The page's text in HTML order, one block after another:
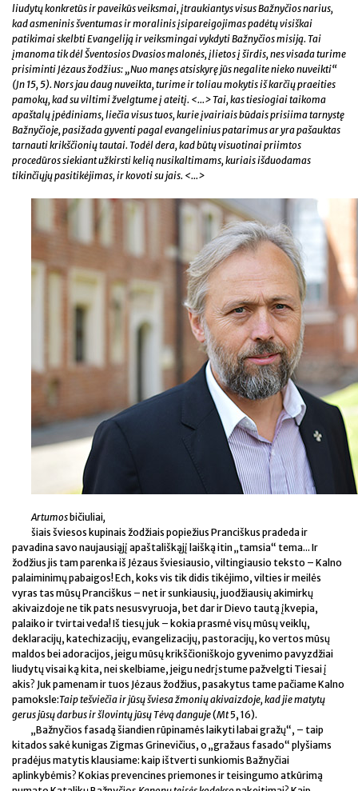
liudytų konkretūs ir paveikūs veiksmai, įtraukiantys visus Bažnyčios narius,
kad asmeninis šventumas ir moralinis įsipareigojimas padėtų visiškai
patikimai skelbti Evangeliją ir veiksmingai vykdyti Bažnyčios misiją. Tai
įmanoma tik dėl Šventosios Dvasios malonės, įlietos į širdis, nes visada turime
prisiminti Jėzaus žodžius: „Nuo manęs atsiskyrę jūs negalite nieko nuveikti“
(Jn 15, 5). Nors jau daug nuveikta, turime ir toliau mokytis iš karčių praeities
pamokų, kad su viltimi žvelgtume į ateitį. <...> Tai, kas tiesiogiai taikoma
apaštalų įpėdiniams, liečia visus tuos, kurie įvairiais būdais prisiima tarnystę
Bažnyčioje, pasižada gyventi pagal evangelinius patarimus ar yra pašauktas
tarnauti krikščionių tautai. Todėl dera, kad būtų visuotinai priimtos
procedūros siekiant užkirsti kelią nusikaltimams, kuriais išduodamas
tikinčiųjų pasitikėjimas, ir kovoti su jais. <...>
Artumosbičiuliai,
šiais šviesos kupinais žodžiais popiežius Pranciškus pradeda ir
pavadina savo naujausiąjį apaštališkąjį laišką itin „tamsia“ tema... Ir
žodžius jis tam parenka iš Jėzaus šviesiausio, viltingiausio teksto – Kalno
palaiminimų pabaigos! Ech, koks vis tik didis tikėjimo, vilties ir meilės
vyras tas mūsų Pranciškus – net ir sunkiausių, juodžiausių akimirkų
akivaizdoje ne tik pats nesusvyruoja, bet dar ir Dievo tautą įkvepia,
palaiko ir tvirtai veda! Iš tiesų juk – kokia prasmė visų mūsų veiklų,
deklaracijų, katechizacijų, evangelizacijų, pastoracijų, ko vertos mūsų
maldos bei adoracijos, jeigu mūsų krikščioniškojo gyvenimo pavyzdžiai
liudytų visai ką kita, nei skelbiame, jeigu nedrįstume pažvelgti Tiesai į
akis? Juk pamenam ir tuos Jėzaus žodžius, pasakytus tame pačiame Kalno
pamoksle:Taip tešviečia ir jūsų šviesa žmonių akivaizdoje, kad jie matytų
gerus jūsų darbus ir šlovintų jūsų Tėvą danguje(Mt5, 16).
„Bažnyčios fasadą šiandien rūpinamės laikyti labai gražų“, – taip
kitados sakė kunigas Zigmas Grinevičius, o „gražaus fasado“ plyšiams
pradėjus matytis klausiame: kaip ištverti sunkiomis Bažnyčiai
aplinkybėmis? Kokias prevencines priemones ir teisingumo atkūrimą